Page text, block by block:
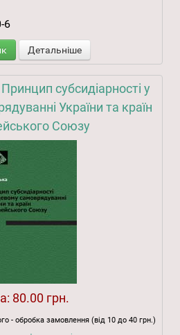
6
Детальніше
субсидіарності у
України та країн
Союзу
80.00 грн.
- обробка замовлення (від 10 до 40 грн.)